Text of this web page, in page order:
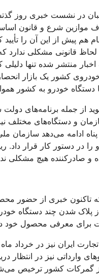
در نشست خبری روز
شرع و قانون
از این آن را تأیید
قانونی مشکلی ندارد
منتشر شده تنها
خودروی کشور یک بازار
دستگاه خودرو به کشور
و دستگاه‌های مختلف
ادامه می‌دهد سازمان
در دستور کار قرار داد.
صادرکننده هیچ مشکلی
تاکنون خبری از حضور
شدن چند دستگاه
برای معرفی محصول خود
نیز در انتظار
گمرکات کشور ترخیص